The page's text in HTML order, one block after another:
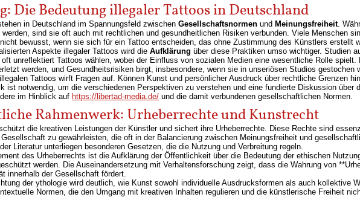
Die Bedeutung illegaler Tattoos in Deutschland
in Deutschland im Spannungsfeld zwischen Gesellschaftsnormen und Meinungsfreiheit.
werden, sind sie oft auch mit rechtlichen und gesundheitlichen Risiken verbunden. Viele Menschen
bewusst, wenn sie sich für ein Tattoo entscheiden, das ohne Zustimmung des Künstlers erstellt
Aspekte illegaler Tattoos wird die Aufklärung über diese Praktiken umso wichtiger. Studien
unreflektiert Tattoos wählen, wobei der Einfluss von sozialen Medien eine wesentliche Rolle
werden, und Gesundheitsrisiken birgt, insbesondere, wenn sie in unseriösen Studios gestochen
Tattoos wirft Fragen auf. Können Kunst und persönlicher Ausdruck über rechtliche Grenzen
ist notwendig, um die verschiedenen Perspektiven zu verstehen und eine fundierte Diskussion über
im Hinblick auf https://libertad-media.de/ und die damit verbundenen gesellschaftlichen Normen.
Rahmenwerk: Urheberrechte und Kunstrecht
die kreativen Leistungen der Künstler und sichert ihre Urheberrechte. Diese Rechte sind
zu gewährleisten, die oft in der Balancierung zwischen Meinungsfreiheit und
Literatur unterliegen besonderen Gesetzen, die die Nutzung und Verbreitung regeln.
des Urheberrechts ist die Aufklärung der Öffentlichkeit über die Bedeutung der ethischen
werden. Die Auseinandersetzung mit Verhaltensforschung zeigt, dass die Wahrung von
innerhalb der Gesellschaft fördert.
der ythologie wird deutlich, wie Kunst sowohl individuelle Ausdrucksformen als auch kollektive
Normen, die den Umgang mit kreativen Inhalten regulieren und die künstlerische Freiheit